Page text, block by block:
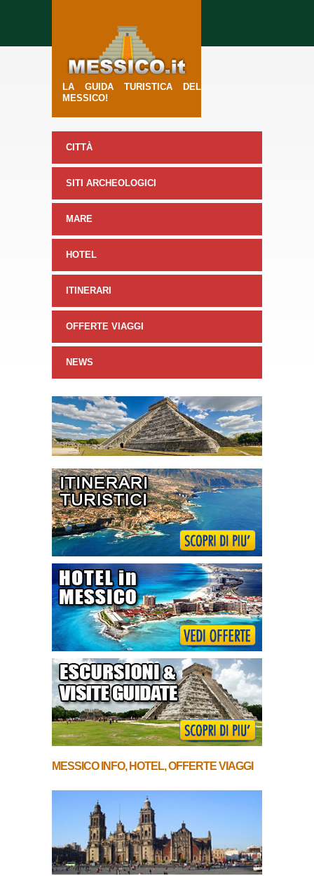
LA GUIDA TURISTICA DEL
MESSICO!
CITTÀ
SITI ARCHEOLOGICI
MARE
HOTEL
ITINERARI
OFFERTE VIAGGI
NEWS
MESSICO INFO, HOTEL,OFFERTE VIAGGI